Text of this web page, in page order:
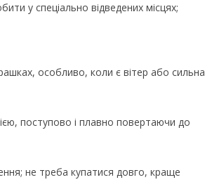
у спеціально відведених місцях;
особливо, коли є вітер або сильна
поступово i плавно повертаючи до
не треба купатися довго, краще